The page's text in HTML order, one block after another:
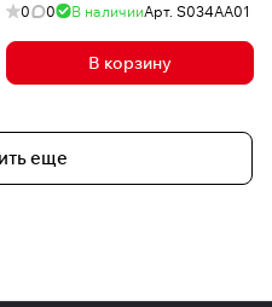
0 0 В наличииАрт. S034AA01
В корзину
еще